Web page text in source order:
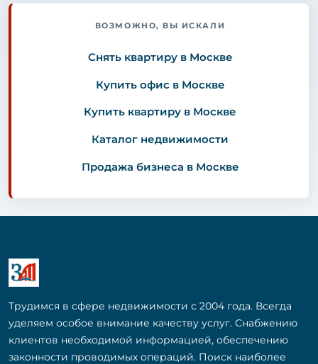
ВОЗМОЖНО, ВЫ ИСКАЛИ
Снять квартиру в Москве
Купить офис в Москве
Купить квартиру в Москве
Каталог недвижимости
Продажа бизнеса в Москве
Трудимся в сфере недвижимости с 2004 года. Всегда
уделяем особое внимание качеству услуг. Снабжению
клиентов необходимой информацией, обеспечению
законности проводимых операций. Поиск наиболее